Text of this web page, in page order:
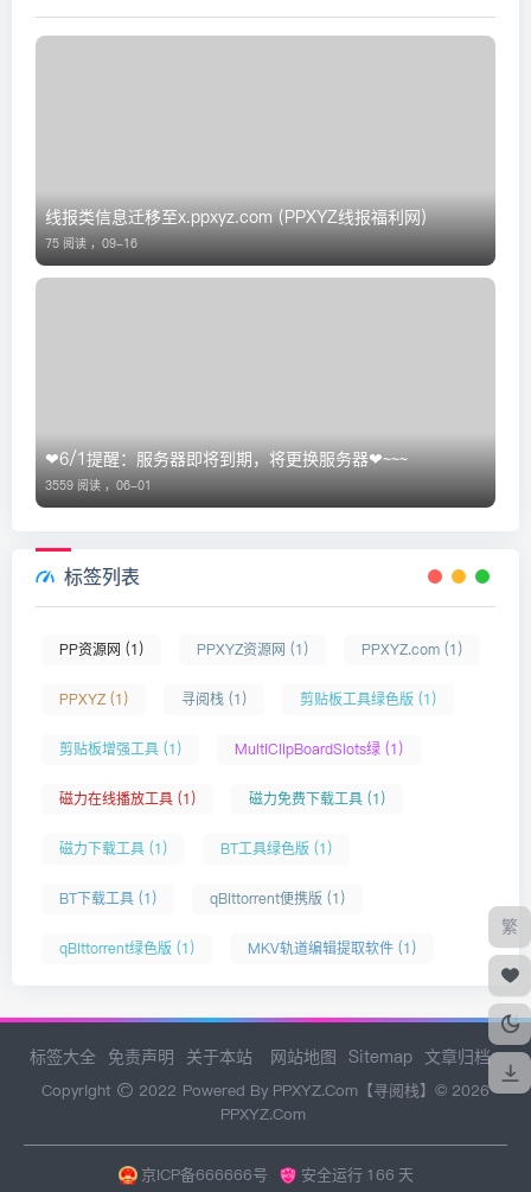
线报类信息迁移至x.ppxyz.com (PPXYZ线报福利网)
75 阅读 ， 09-16
❤6/1提醒：服务器即将到期，将更换服务器❤~~~
3559 阅读 ， 06-01
标签列表
PP资源网 (1) PPXYZ资源网 (1) PPXYZ.com (1)
PPXYZ (1) 寻阅栈 (1) 剪贴板工具绿色版 (1)
剪贴板增强工具 (1) MultiClipBoardSlots绿 (1)
磁力在线播放工具 (1) 磁力免费下载工具 (1)
磁力下载工具 (1) BT工具绿色版 (1)
BT下载工具 (1) qBittorrent便携版 (1)
qBittorrent绿色版 (1) MKV轨道编辑提取软件 (1)
标签大全 免责声明 关于本站 网站地图 Sitemap 文章归档
Copyright 2022 Powered By PPXYZ.Com【寻阅栈】© 2026
PPXYZ.Com
京ICP备666666号 安全运行 166 天
繁